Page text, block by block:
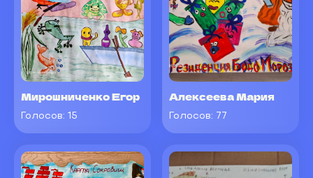
Мирошниченко Егор
Голосов: 15
Алексеева Мария
Голосов: 77